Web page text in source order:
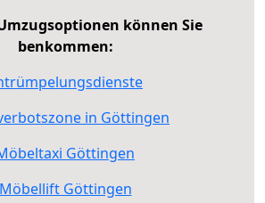
können Sie
benkommen:
in Göttingen
Göttingen
Möbellift Göttingen